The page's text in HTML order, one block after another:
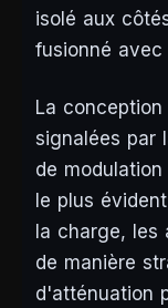
isolé aux
fusionné avec
La
signalées par
de
le plus
la charge, les
de manière
d'atténuation